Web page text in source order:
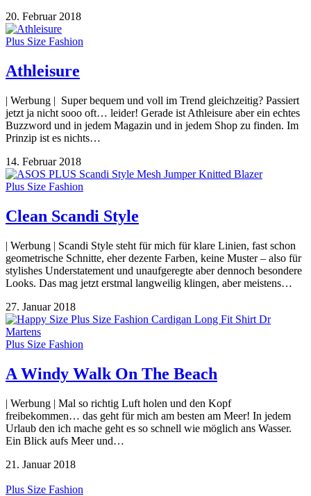
20. Februar 2018
Plus Size Fashion
Athleisure
| Werbung | Super bequem und voll im Trend gleichzeitig? Passiert
jetzt ja nicht sooo oft… leider! Gerade ist Athleisure aber ein echtes
Buzzword und in jedem Magazin und in jedem Shop zu finden. Im
Prinzip ist es nichts…
14. Februar 2018
Plus Size Fashion
Clean Scandi Style
| Werbung | Scandi Style steht für mich für klare Linien, fast schon
geometrische Schnitte, eher dezente Farben, keine Muster – also für
stylishes Understatement und unaufgeregte aber dennoch besondere
Looks. Das mag jetzt erstmal langweilig klingen, aber meistens…
27. Januar 2018
Plus Size Fashion
A Windy Walk On The Beach
| Werbung | Mal so richtig Luft holen und den Kopf
freibekommen… das geht für mich am besten am Meer! In jedem
Urlaub den ich mache geht es so schnell wie möglich ans Wasser.
Ein Blick aufs Meer und…
21. Januar 2018
Plus Size Fashion